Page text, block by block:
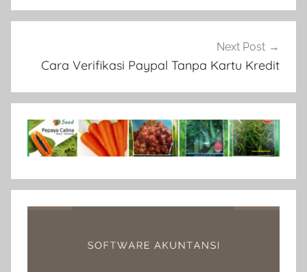
Next Post
Cara Verifikasi Paypal Tanpa Kartu Kredit